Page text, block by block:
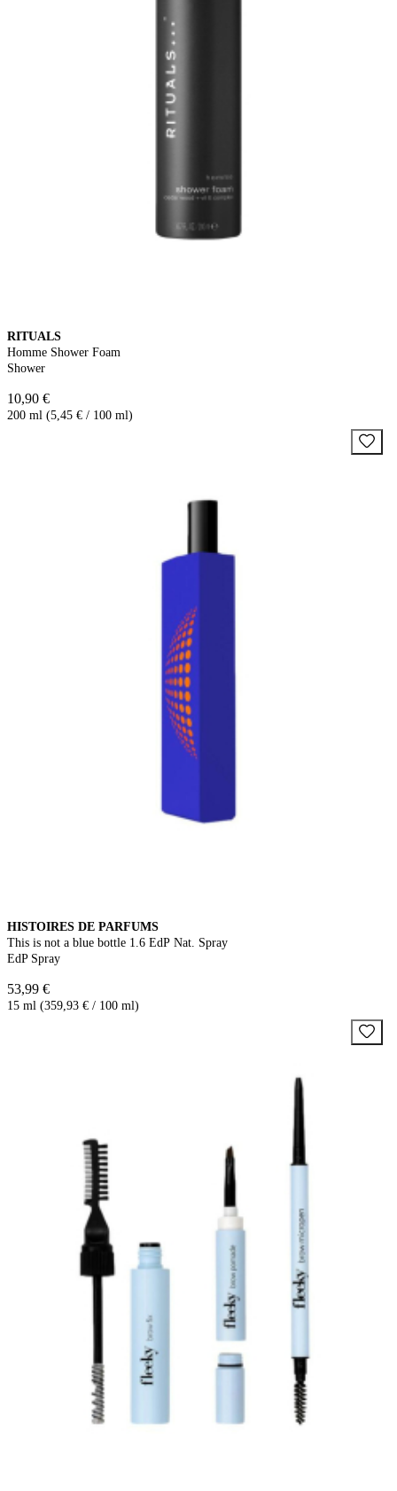
RITUALS
Homme Shower Foam
Shower
10,90 €
200 ml (5,45 € / 100 ml)
HISTOIRES DE PARFUMS
This is not a blue bottle 1.6 EdP Nat. Spray
EdP Spray
53,99 €
15 ml (359,93 € / 100 ml)